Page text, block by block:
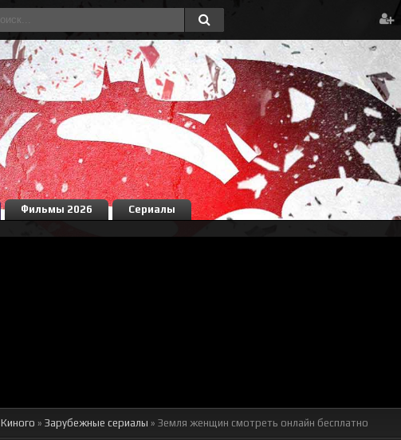
Фильмы 2026 Сериалы
Киного » Зарубежные сериалы » Земля женщин смотреть онлайн бесплатно